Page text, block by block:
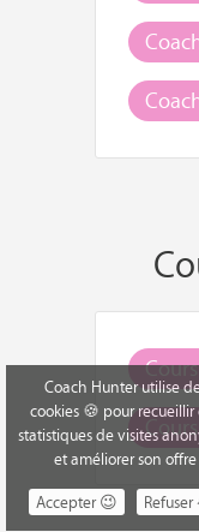
Coach Hunter utilise
cookies 🍪 pour recueillir
statistiques de visites
et améliorer son offre
Accepter 😉